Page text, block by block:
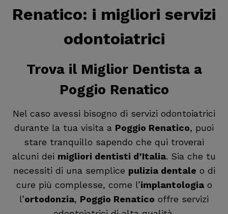
Renatico: i migliori servizi
odontoiatrici
Trova il Miglior Dentista a
Poggio Renatico
Nel caso avessi bisogno di servizi odontoiatrici
durante la tua visita a Poggio Renatico, puoi
stare tranquillo sapendo che qui troverai
alcuni dei migliori dentisti d’Italia. Sia che tu
necessiti di una semplice pulizia dentale o di
cure più complesse, come l’implantologiao
l’ortodonzia, Poggio Renatico offre servizi